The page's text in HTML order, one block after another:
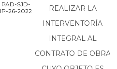
PAD-SJD-
IP-26-2022
REALIZAR LA
INTERVENTORÍA
INTEGRAL AL
CONTRATO DE OBRA